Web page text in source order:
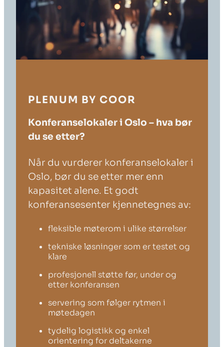
PLENUM BY COOR
Konferanselokaler i Oslo – hva bør
du se etter?
Når du vurderer konferanselokaler i
Oslo, bør du se etter mer enn
kapasitet alene. Et godt
konferansesenter kjennetegnes av:
fleksible møterom i ulike størrelser
tekniske løsninger som er testet og
klare
profesjonell støtte før, under og
etter konferansen
servering som følger rytmen i
møtedagen
tydelig logistikk og enkel
orientering for deltakerne